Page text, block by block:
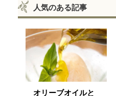
人気のある記事
オリーブオイルと